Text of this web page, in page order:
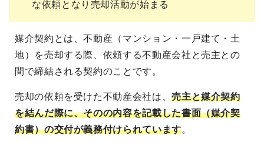
な依頼となり売却活動が始まる
媒介契約とは、不動産（マンション・一戸建て・土
地）を売却する際、依頼する不動産会社と売主との
間で締結される契約のことです。
売却の依頼を受けた不動産会社は、売主と媒介契約
を結んだ際に、そのの内容を記載した書面（媒介契
約書）の交付が義務付けられています。